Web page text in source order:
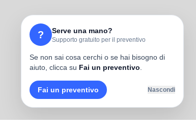
? Serve una mano?
Supporto gratuito per il preventivo
Se non sai cosa cerchi o se hai bisogno di
aiuto, clicca su Fai un preventivo
Fai un preventivo Nascondi